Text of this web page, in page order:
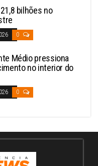
bilhões no
0
Médio pressiona
no interior do
0